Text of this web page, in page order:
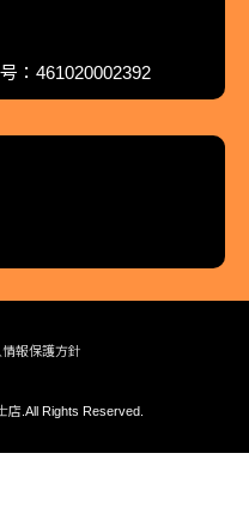
：461020002392
報保護方針
店.All Rights Reserved.